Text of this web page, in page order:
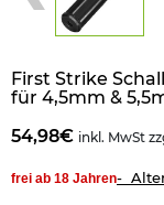
First Strike
für 4,5mm &
54,98€ inkl. MwSt
frei ab 18 Jahren-